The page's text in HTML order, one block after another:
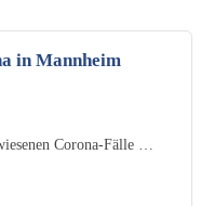
in Mannheim
Corona-Fälle …